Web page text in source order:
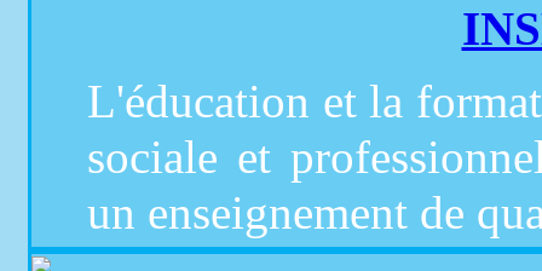
L'éducation et la
sociale et
un enseignement de